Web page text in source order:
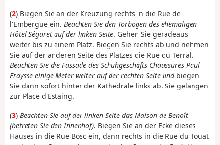
(2) Biegen Sie an der Kreuzung rechts in die Rue de
l'Embergue ein. Beachten Sie den Torbogen des ehemaligen
Hôtel Séguret auf der linken Seite. Gehen Sie geradeaus
weiter bis zu einem Platz. Biegen Sie rechts ab und nehmen
Sie auf der anderen Seite des Platzes die Rue du Terral.
Beachten Sie die Fassade des Schuhgeschäfts Chaussures Paul
Fraysse einige Meter weiter auf der rechten Seite undbiegen
Sie dann sofort hinter der Kathedrale links ab. Sie gelangen
zur Place d'Estaing.
(3) Beachten Sie auf der linken Seite das Maison de Benoît
(betreten Sie den Innenhof). Biegen Sie an der Ecke dieses
Hauses in die Rue Bosc ein, dann rechts in die Rue du Touat